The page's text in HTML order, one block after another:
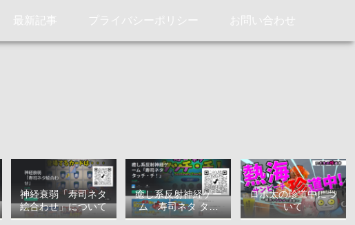
最新記事 プライバシーポリシー お問い合わせ
神経衰弱「寿司ネタ
絵合わせ」について
癒し系反射神経ゲー
ム「寿司ネタ タッ
チ・チ！」
ロボ太の珍道中につ
いて